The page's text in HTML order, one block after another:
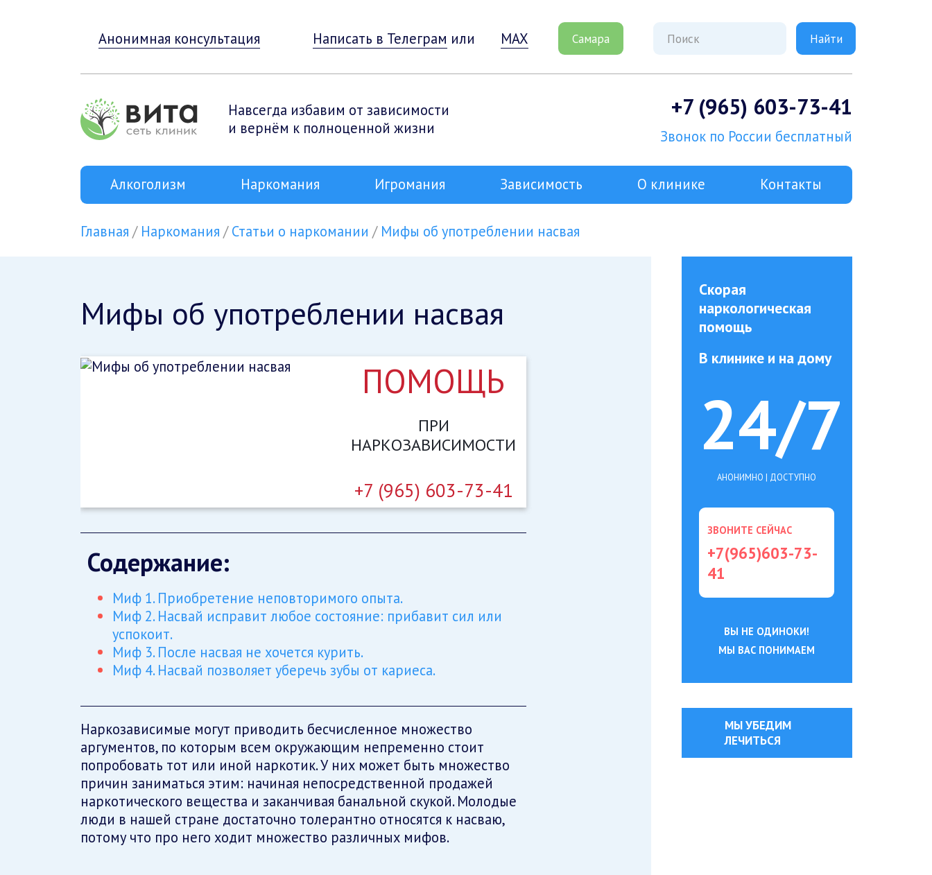
Анонимная консультация Написать в Телеграм или MAX Самара
Навсегда избавим от зависимости
и вернём к полноценной жизни
+7 (965) 603-73-41
Звонок по России бесплатный
Алкоголизм Наркомания Игромания Зависимость О клинике Контакты
Главная Наркомания Статьи о наркомании Мифы об употреблении насвая
Мифы об употреблении насвая
ПОМОЩЬ
ПРИ
НАРКОЗАВИСИМОСТИ
+7 (965) 603-73-41
Содержание:
Миф 1. Приобретение неповторимого опыта.
Миф 2. Насвай исправит любое состояние: прибавит сил или
успокоит.
Миф 3. После насвая не хочется курить.
Миф 4. Насвай позволяет уберечь зубы от кариеса.
Наркозависимые могут приводить бесчисленное множество
аргументов, по которым всем окружающим непременно стоит
попробовать тот или иной наркотик. У них может быть множество
причин заниматься этим: начиная непосредственной продажей
наркотического вещества и заканчивая банальной скукой. Молодые
люди в нашей стране достаточно толерантно относятся к насваю,
потому что про него ходит множество различных мифов.
Скорая
наркологическая
помощь
В клинике и на дому
24/7
АНОНИМНО | ДОСТУПНО
ЗВОНИТЕ СЕЙЧАС
+7(965)603-73-
41
ВЫ НЕ ОДИНОКИ!
МЫ ВАС ПОНИМАЕМ
МЫ УБЕДИМ
ЛЕЧИТЬСЯ